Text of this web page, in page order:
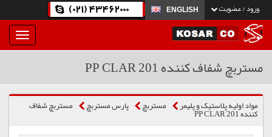
ورود / عضویت ENGLISH
(021) 43462000
بار
و
مستربچ شفاف کننده PP CLAR 201
مواد اولیه پلاستیک و پلیمر مستربچ پارس مستربچ مستربچ شفاف
کننده PP CLAR 201